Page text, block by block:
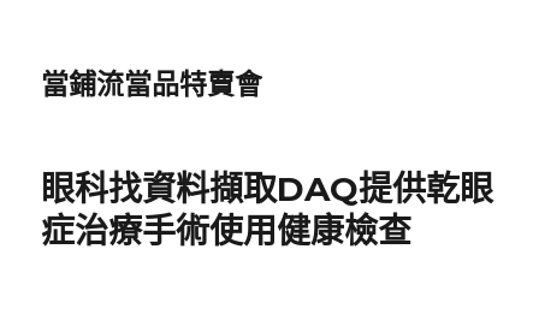
當鋪流當品特賣會
眼科找資料擷取DAQ提供乾眼
症治療手術使用健康檢查